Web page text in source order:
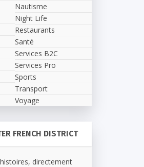
Nautisme
Night Life
Restaurants
Santé
Services B2C
Services Pro
Sports
Transport
Voyage
FRENCH DISTRICT
directement